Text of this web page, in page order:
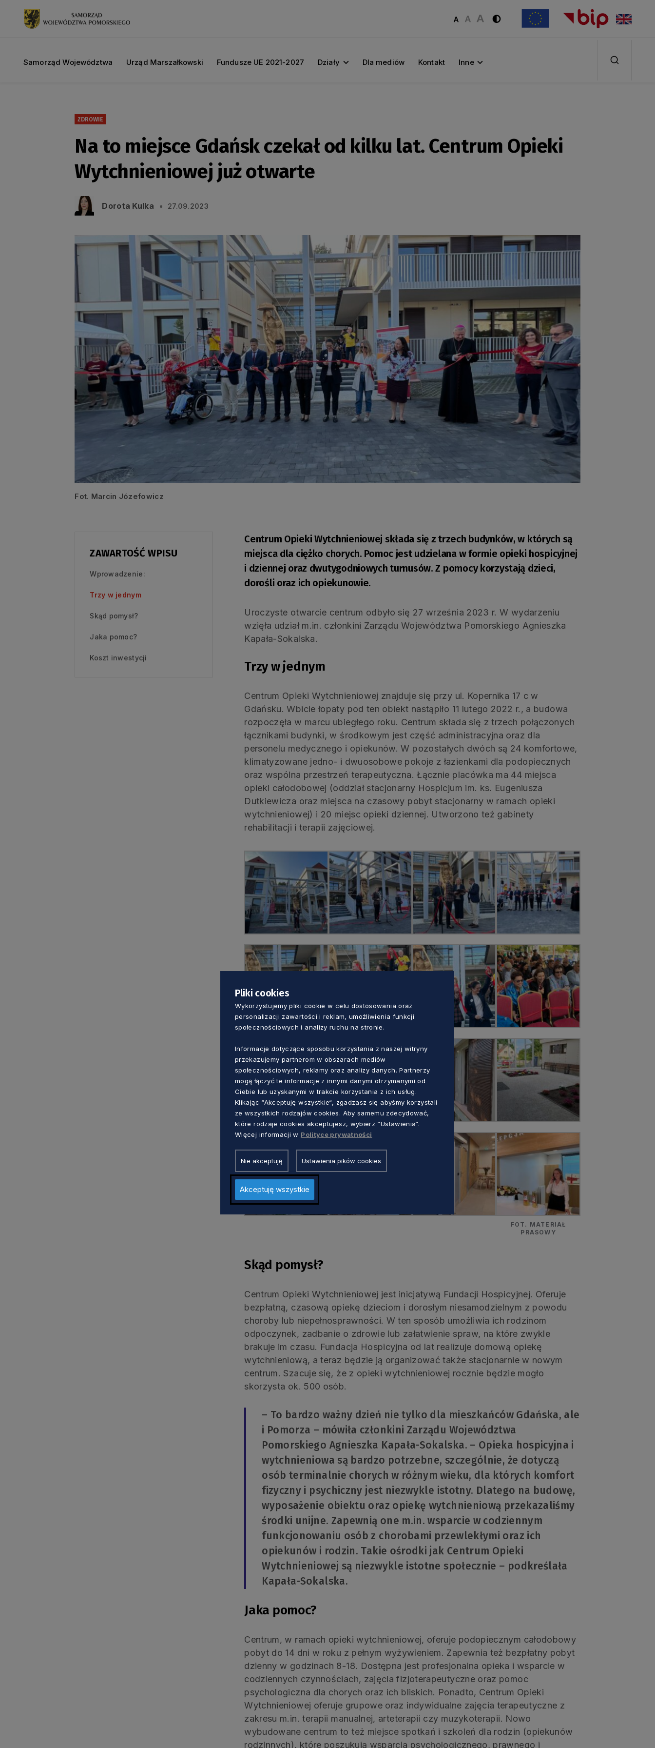
Samorząd Województwa Urząd Marszałkowski Fundusze UE 2021-2027 Działy Dla mediów Kontakt Inne
ZDROWIE
Na to miejsce Gdańsk czekał od kilku lat. Centrum Opieki
Wytchnieniowej już otwarte
Dorota Kulka 27.09.2023
Fot. Marcin Józefowicz
ZAWARTOŚĆ WPISU
Wprowadzenie:
Trzy w jednym
Skąd pomysł?
Jaka pomoc?
Koszt inwestycji
Centrum Opieki Wytchnieniowej składa się z trzech budynków, w których są
miejsca dla ciężko chorych. Pomoc jest udzielana w formie opieki hospicyjnej
i dziennej oraz dwutygodniowych turnusów. Z pomocy korzystają dzieci,
dorośli oraz ich opiekunowie.
Uroczyste otwarcie centrum odbyło się 27 września 2023 r. W wydarzeniu
wzięła udział m.in. członkini Zarządu Województwa Pomorskiego Agnieszka
Kapała-Sokalska.
Trzy w jednym
Centrum Opieki Wytchnieniowej znajduje się przy ul. Kopernika 17 c w
Gdańsku. Wbicie łopaty pod ten obiekt nastąpiło 11 lutego 2022 r., a budowa
rozpoczęła w marcu ubiegłego roku. Centrum składa się z trzech połączonych
łącznikami budynki, w środkowym jest część administracyjna oraz dla
personelu medycznego i opiekunów. W pozostałych dwóch są 24 komfortowe,
klimatyzowane jedno- i dwuosobowe pokoje z łazienkami dla podopiecznych
oraz wspólna przestrzeń terapeutyczna. Łącznie placówka ma 44 miejsca
opieki całodobowej (oddział stacjonarny Hospicjum im. ks. Eugeniusza
Dutkiewicza oraz miejsca na czasowy pobyt stacjonarny w ramach opieki
wytchnieniowej) i 20 miejsc opieki dziennej. Utworzono też gabinety
rehabilitacji i terapii zajęciowej.
FOT. MATERIAŁ
PRASOWY
Skąd pomysł?
Centrum Opieki Wytchnieniowej jest inicjatywą Fundacji Hospicyjnej. Oferuje
bezpłatną, czasową opiekę dzieciom i dorosłym niesamodzielnym z powodu
choroby lub niepełnosprawności. W ten sposób umożliwia ich rodzinom
odpoczynek, zadbanie o zdrowie lub załatwienie spraw, na które zwykle
brakuje im czasu. Fundacja Hospicyjna od lat realizuje domową opiekę
wytchnieniową, a teraz będzie ją organizować także stacjonarnie w nowym
centrum. Szacuje się, że z opieki wytchnieniowej rocznie będzie mogło
skorzysta ok. 500 osób.
– To bardzo ważny dzień nie tylko dla mieszkańców Gdańska, ale
i Pomorza – mówiła członkini Zarządu Województwa
Pomorskiego Agnieszka Kapała-Sokalska. – Opieka hospicyjna i
wytchnieniowa są bardzo potrzebne, szczególnie, że dotyczą
osób terminalnie chorych w różnym wieku, dla których komfort
fizyczny i psychiczny jest niezwykle istotny. Dlatego na budowę,
wyposażenie obiektu oraz opiekę wytchnieniową przekazaliśmy
środki unijne. Zapewnią one m.in. wsparcie w codziennym
funkcjonowaniu osób z chorobami przewlekłymi oraz ich
opiekunów i rodzin. Takie ośrodki jak Centrum Opieki
Wytchnieniowej są niezwykle istotne społecznie – podkreślała
Kapała-Sokalska.
Jaka pomoc?
Centrum, w ramach opieki wytchnieniowej, oferuje podopiecznym całodobowy
pobyt do 14 dni w roku z pełnym wyżywieniem. Zapewnia też bezpłatny pobyt
dzienny w godzinach 8-18. Dostępna jest profesjonalna opieka i wsparcie w
codziennych czynnościach, zajęcia fizjoterapeutyczne oraz pomoc
psychologiczna dla chorych oraz ich bliskich. Ponadto, Centrum Opieki
Wytchnieniowej oferuje grupowe oraz indywidualne zajęcia terapeutyczne z
zakresu m.in. terapii manualnej, arteterapii czy muzykoterapii. Nowo
wybudowane centrum to też miejsce spotkań i szkoleń dla rodzin (opiekunów
rodzinnych), które poszukują wsparcia psychologicznego, prawnego i
Pliki cookies
Wykorzystujemy pliki cookie w celu dostosowania oraz
personalizacji zawartości i reklam, umożliwienia funkcji
społecznościowych i analizy ruchu na stronie.
Informacje dotyczące sposobu korzystania z naszej witryny
przekazujemy partnerom w obszarach mediów
społecznościowych, reklamy oraz analizy danych. Partnerzy
mogą łączyć te informacje z innymi danymi otrzymanymi od
Ciebie lub uzyskanymi w trakcie korzystania z ich usług.
Klikając “Akceptuję wszystkie“, zgadzasz się abyśmy korzystali
ze wszystkich rodzajów cookies. Aby samemu zdecydować,
które rodzaje cookies akceptujesz, wybierz “Ustawienia“.
Więcej informacji w Polityce prywatności
Nie akceptuję Ustawienia pików cookies
Akceptuję wszystkie